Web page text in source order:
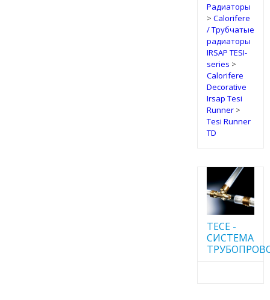
Радиаторы
> Calorifere
/ Трубчатые
радиаторы
IRSAP TESI-
series >
Calorifere
Decorative
Irsap Tesi
Runner>
Tesi Runner
TD
TECE -
CИСТЕМА